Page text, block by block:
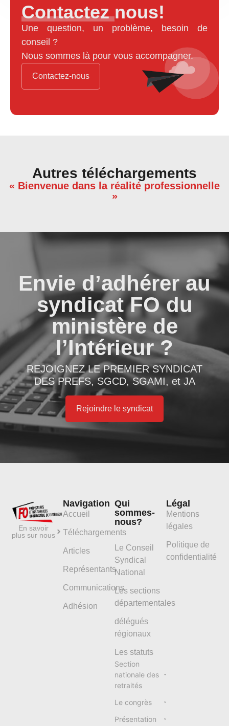
Contactez nous!
Une question, un problème, besoin de
conseil ?
Nous sommes là pour vous accompagner.
Contactez-nous
Autres téléchargements
« Bienvenue dans la réalité professionnelle
»
Envie d’adhérer au
syndicat FO du
ministère de
l’Intérieur ?
REJOIGNEZ LE PREMIER SYNDICAT
DES PREFS, SGCD, SGAMI, et JA
Rejoindre le syndicat
En savoir
plus sur nous
Navigation
Accueil
Téléchargements
Articles
Représentants
Communications
Adhésion
Qui
sommes-
nous?
Le Conseil
Syndical
National
Les sections
départementales
délégués
régionaux
Les statuts
Section
nationale des
retraités
Le congrès
Présentation
Légal
Mentions
légales
Politique de
confidentialité